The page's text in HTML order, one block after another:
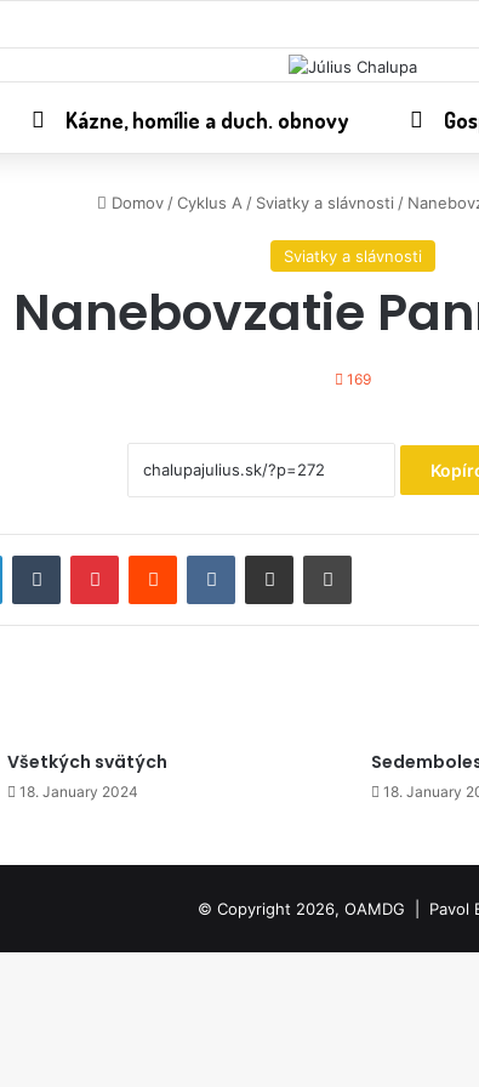
Kázne, homílie a duch. obnovy
Domov / Cyklus A / Sviatky a slávnosti /
Sviatky a slávnosti
Nanebovzatie
169
LinkedInTumblr PinterestReddit VKontakteZdieľať cez email Tlačiť
Všetkých svätých
18. January 2024 18. January
© Copyright 2026, OAMDG | Pavol